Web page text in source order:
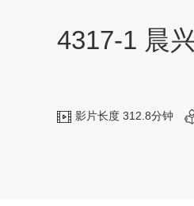
4317-1 晨
影片长度 312.8分钟